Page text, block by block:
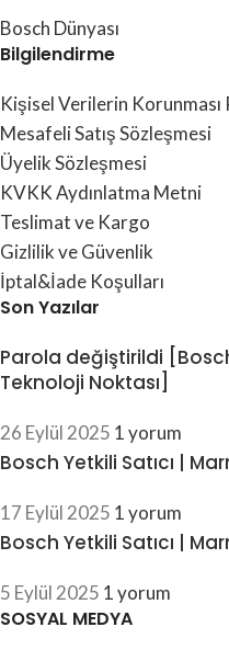
Bosch Dünyası
Bilgilendirme
Kişisel Verilerin Korunması
Mesafeli Satış Sözleşmesi
Üyelik Sözleşmesi
KVKK Aydınlatma Metni
Teslimat ve Kargo
Gizlilik ve Güvenlik
İptal&İade Koşulları
Son Yazılar
Parola değiştirildi
Teknoloji Noktası]
26 Eylül 2025 1 yorum
Bosch Yetkili Satıcı |
17 Eylül 2025 1 yorum
Bosch Yetkili Satıcı |
5 Eylül 2025 1 yorum
SOSYAL MEDYA